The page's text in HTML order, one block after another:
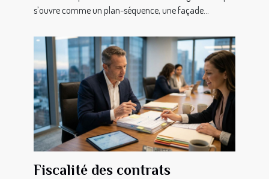
s’ouvre comme un plan-séquence, une façade...
Fiscalité des contrats